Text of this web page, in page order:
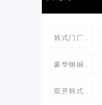
韩式门厂..
豪华钢铜..
双开韩式..